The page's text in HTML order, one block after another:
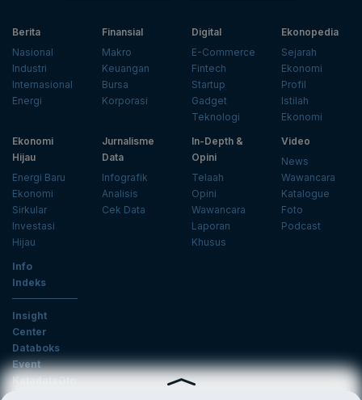
Berita
Nasional
Industri
Internasional
Energi
Finansial
Makro
Keuangan
Bursa
Korporasi
Digital
E-Commerce
Fintech
Startup
Gadget
Teknologi
Ekonopedia
Sejarah
Ekonomi
Profil
Istilah
Ekonomi
Ekonomi
Hijau
Energi Baru
Ekonomi
Sirkular
Investasi
Hijau
Jurnalisme
Data
Infografik
Analisis
Cek Data
In-Depth &
Opini
Telaah
Opini
Wawancara
Laporan
Khusus
Video
News
Wawancara
Katalogue
Foto
Podcast
Info
Indeks
Insight
Center
Databoks
Event
KatadataOto